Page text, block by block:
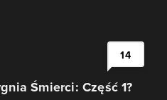
Śmierci: Część 1?
14